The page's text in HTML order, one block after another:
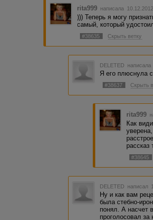
rita999 написала
))) Теперь я могу
самый, который
#38635 Скрыть ветку
DELETED
Я его плюснула
#38637 Скрыть
rita999
Как
#38645
DELETED написал
Ну и как вам
была стебно-
понял. А насчет
проголосовал за